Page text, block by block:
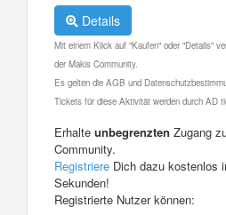
Details
Mit einem Klick auf "Kaufen" oder "Details"
der Makis Community.
Es gelten die AGB und
Tickets für diese Aktivität werden durch AD
Erhalte unbegrenzten Zugang
Community.
Registriere Dich dazu kostenlos
Sekunden!
Registrierte Nutzer können: